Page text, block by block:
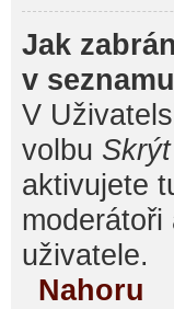
Jak
v
V
volbu
aktivujete
uživatele.
Nahoru